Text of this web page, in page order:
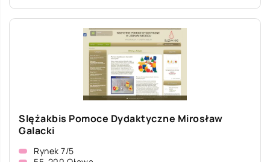
Slężakbis Pomoce Dydaktyczne Mirosław
Galacki
Rynek 7/5